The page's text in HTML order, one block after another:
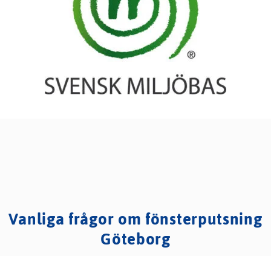
Vanliga frågor om fönsterputsning
Göteborg